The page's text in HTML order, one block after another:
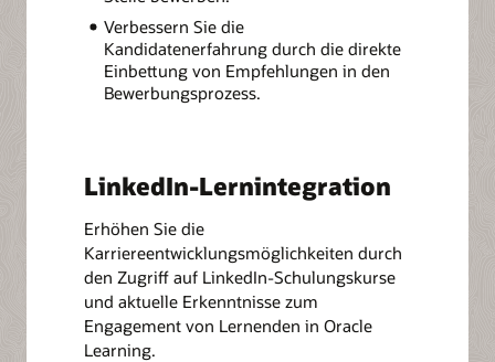
Verbessern Sie die
Kandidatenerfahrung durch die direkte
Einbettung von Empfehlungen in den
Bewerbungsprozess.
LinkedIn-Lernintegration
Erhöhen Sie die
Karriereentwicklungsmöglichkeiten durch
den Zugriff auf LinkedIn-Schulungskurse
und aktuelle Erkenntnisse zum
Engagement von Lernenden in Oracle
Learning.